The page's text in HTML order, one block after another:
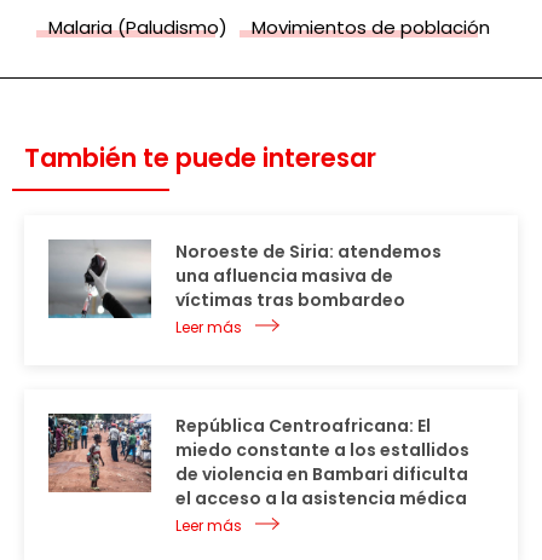
Malaria (Paludismo)
Movimientos de población
También te puede interesar
Noroeste de Siria: atendemos
una afluencia masiva de
víctimas tras bombardeo
Leer más
República Centroafricana: El
miedo constante a los estallidos
de violencia en Bambari dificulta
el acceso a la asistencia médica
Leer más